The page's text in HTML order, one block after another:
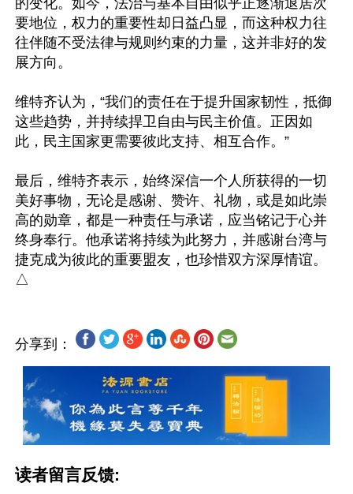
的变化。如今，法治与基本自由似乎正逐渐退居次
要地位，权力的重要性却日益凸显，而这种权力往
往伴随不受法律与规则约束的力量，这并非好的发
展方向。
维特齐认为，“我们的责任在于提升国家韧性，抵御
这些趋势，并持续捍卫自由与民主价值。正因如
此，民主国家更需要彼此支持、相互合作。”
最后，维特齐表示，始终深信一个人所获得的一切
美好事物，无论是感谢、赞许、礼物，或是如此崇
高的勋章，都是一种责任与承诺，应当铭记于心并
终身奉行。他承诺将持续为此努力，并感谢台湾与
捷克成为彼此的重要盟友，也珍惜双方深厚情谊。
分享到：
读者留言反馈: